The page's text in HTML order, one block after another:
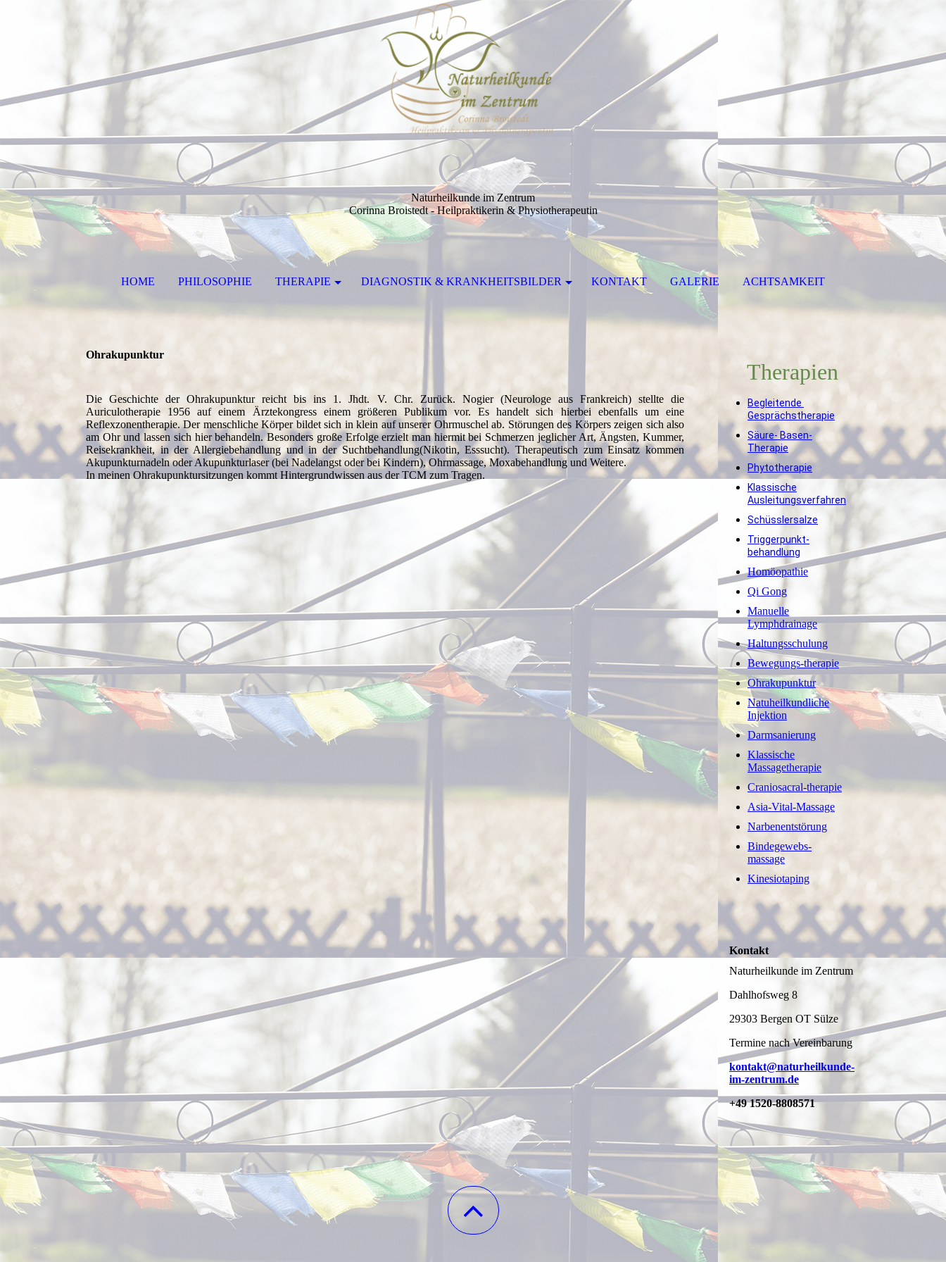
Naturheilkunde im Zentrum
Corinna Broistedt - Heilpraktikerin & Physiotherapeutin
HOME PHILOSOPHIE THERAPIE DIAGNOSTIK & KRANKHEITSBILDER KONTAKT GALERIE ACHTSAMKEIT
Ohrakupunktur
Die Geschichte der Ohrakupunktur reicht bis ins 1. Jhdt. V. Chr. Zurück. Nogier (Neurologe aus Frankreich) stellte die
Auriculotherapie 1956 auf einem Ärztekongress einem größeren Publikum vor. Es handelt sich hierbei ebenfalls um eine
Reflexzonentherapie. Der menschliche Körper bildet sich in klein auf unserer Ohrmuschel ab. Störungen des Körpers zeigen sich also
am Ohr und lassen sich hier behandeln. Besonders große Erfolge erzielt man hiermit bei Schmerzen jeglicher Art, Ängsten, Kummer,
Reisekrankheit, in der Allergiebehandlung und in der Suchtbehandlung(Nikotin, Esssucht). Therapeutisch zum Einsatz kommen
Akupunkturnadeln oder Akupunkturlaser (bei Nadelangst oder bei Kindern), Ohrmassage, Moxabehandlung und Weitere.
In meinen Ohrakupunktursitzungen kommt Hintergrundwissen aus der TCM zum Tragen.
Therapien
Begleitende
Gesprächstherapie
Säure- Basen-
Therapie
Phytotherapie
Klassische
Ausleitungsverfahren
Schüsslersalze
Triggerpunkt-
behandlung
Homöopathie
Qi Gong
Manuelle
Lymphdrainage
Haltungsschulung
Bewegungs-therapie
Ohrakupunktur
Natuheilkundliche
Injektion
Darmsanierung
Klassische
Massagetherapie
Craniosacral-therapie
Asia-Vital-Massage
Narbenentstörung
Bindegewebs-
massage
Kinesiotaping
Kontakt
Naturheilkunde im Zentrum
Dahlhofsweg 8
29303 Bergen OT Sülze
Termine nach Vereinbarung
kontakt@naturheilkunde-
im-zentrum.de
+49 1520-8808571